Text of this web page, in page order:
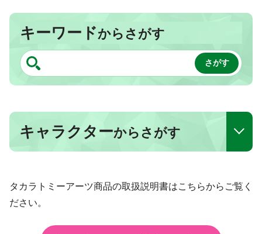
キーワードからさがす
キャラクターからさがす
タカラトミーアーツ商品の取扱説明書はこちらからご覧く
ださい。